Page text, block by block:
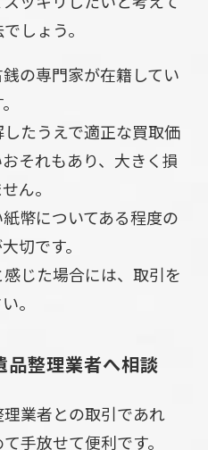
しょう。
の専門家が在籍してい
たうえで適正な買取価
それもあり、大きく損
ん。
幣についてある程度の
切です。
じた場合には、取引を
。
品整理業者へ相談
業者との取引であれ
手放せて便利です。